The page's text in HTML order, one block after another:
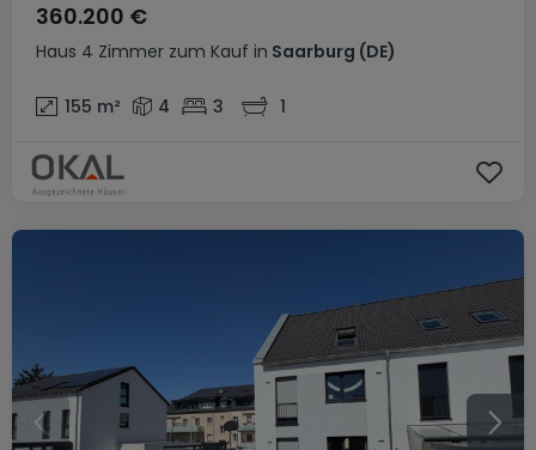
Haus 4 Zimmer zum Kauf in Saarburg (DE)
360.200 €
155 m² 4 3 1